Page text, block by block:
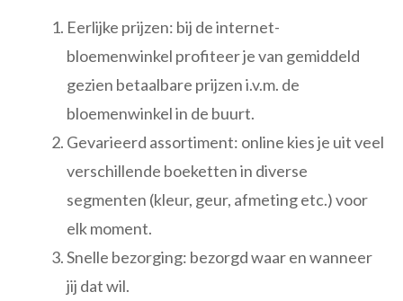
Eerlijke prijzen: bij de internet-
bloemenwinkel profiteer je van gemiddeld
gezien betaalbare prijzen i.v.m. de
bloemenwinkel in de buurt.
Gevarieerd assortiment: online kies je uit veel
verschillende boeketten in diverse
segmenten (kleur, geur, afmeting etc.) voor
elk moment.
Snelle bezorging: bezorgd waar en wanneer
jij dat wil.